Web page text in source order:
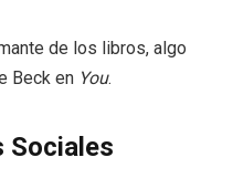
de los libros, algo
Beck en You.
Sociales